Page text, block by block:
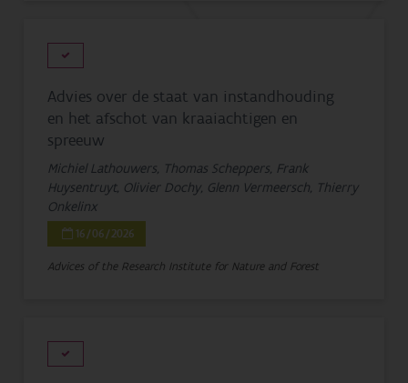
Advies over de staat van instandhouding
en het afschot van kraaiachtigen en
spreeuw
Michiel Lathouwers, Thomas Scheppers, Frank
Huysentruyt, Olivier Dochy, Glenn Vermeersch, Thierry
Onkelinx
16/06/2026
Advices of the Research Institute for Nature and Forest